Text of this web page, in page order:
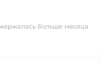
больше месяца